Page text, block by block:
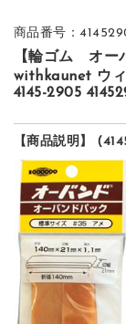
商品番号：
【輪ゴム オー
withkaunet ウ
4145-2905
【商品説明】